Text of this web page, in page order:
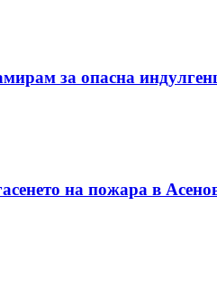
за опасна
на пожара в